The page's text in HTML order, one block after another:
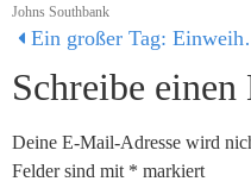
Johns Southbank
Ein großer
Schreibe
Deine E-Mail-Adresse wird
Felder sind mit * markiert